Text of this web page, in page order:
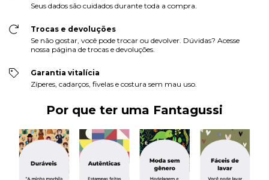
Seus dados são cuidados durante toda a compra.
Trocas e devoluções
Se não gostar, você pode trocar ou devolver. Dúvidas? Acesse
nossa página de trocas e devoluções.
Garantia vitalícia
Zíperes, cadarços, fivelas e costura sem mau uso.
Por que ter uma Fantagussi